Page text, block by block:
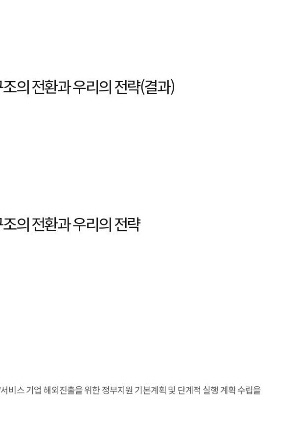
의 전환과 우리의 전략(결과)
의 전환과 우리의 전략
비스 기업 해외진출을 위한 정부지원 기본계획 및 단계적 실행 계획 수립을